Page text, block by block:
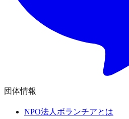
団体情報
NPO法人ボランチアとは